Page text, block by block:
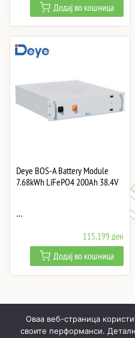
Додај во кошница
Deye BOS-A Battery Module
7.68kWh LiFePO4 200Ah 38.4V
…
115,199 ден
Додај во кошница
Оваа веб-страница
своите перформанси.